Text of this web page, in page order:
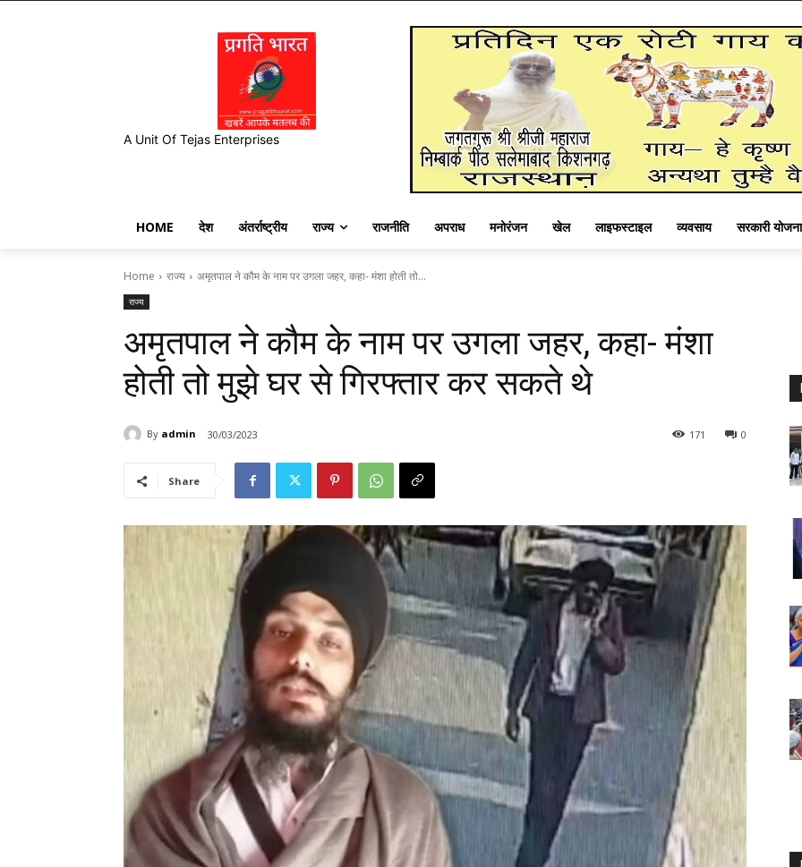
A Unit Of Tejas Enterprises
HOME देश अंतर्राष्ट्रीय राज्य राजनीति अपराध मनोरंजन खेल लाइफस्टाइल व्यवसाय सरकारी
Home राज्य अमृतपाल ने कौम के नाम पर उगला जहर, कहा- मंशा होती तो...
राज्य
अमृतपाल ने कौम के नाम पर उगला जहर, कहा- मंशा
होती तो मुझे घर से गिरफ्तार कर सकते थे
By admin 30/03/2023 0
171
Share